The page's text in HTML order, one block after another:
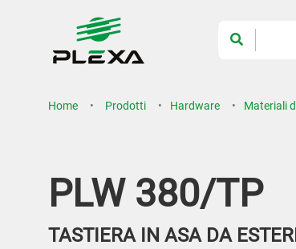
Home Prodotti Hardware Materiali
PLW 380/TP
TASTIERA IN ASA DA